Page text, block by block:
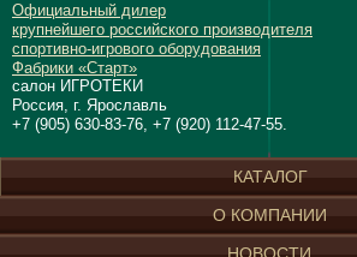
Официальный дилер
крупнейшего российского производителя
спортивно-игрового оборудования
Фабрики «Старт»
салон ИГРОТЕКИ
Россия, г. Ярославль
+7 (905) 630-83-76, +7 (920) 112-47-55.
КАТАЛОГ
О КОМПАНИИ